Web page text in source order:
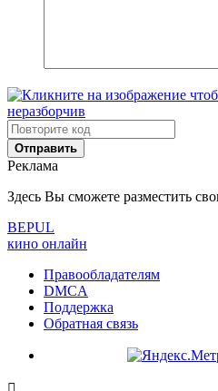
Отправить
Реклама
Здесь Вы сможете разместить
BEPUL
кино онлайн
Правообладателям
DMCA
Поддержка
Обратная связь